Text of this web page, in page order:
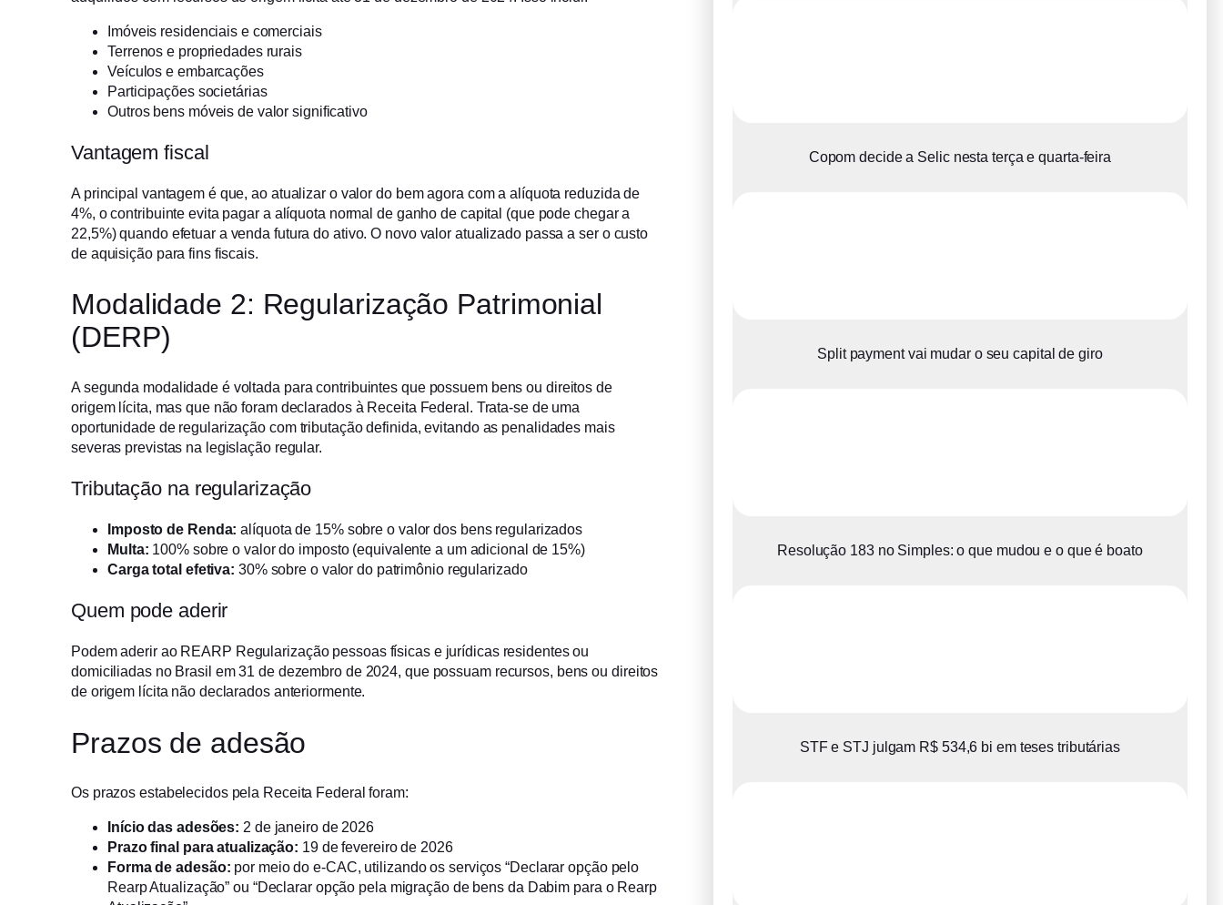
Imóveis residenciais e comerciais
Terrenos e propriedades rurais
Veículos e embarcações
Participações societárias
Outros bens móveis de valor significativo
Vantagem fiscal
A principal vantagem é que, ao atualizar o valor do bem agora com a alíquota reduzida de
4%, o contribuinte evita pagar a alíquota normal de ganho de capital (que pode chegar a
22,5%) quando efetuar a venda futura do ativo. O novo valor atualizado passa a ser o custo
de aquisição para fins fiscais.
Modalidade 2: Regularização Patrimonial
(DERP)
A segunda modalidade é voltada para contribuintes que possuem bens ou direitos de
origem lícita, mas que não foram declarados à Receita Federal. Trata-se de uma
oportunidade de regularização com tributação definida, evitando as penalidades mais
severas previstas na legislação regular.
Tributação na regularização
Imposto de Renda: alíquota de 15% sobre o valor dos bens regularizados
Multa: 100% sobre o valor do imposto (equivalente a um adicional de 15%)
Carga total efetiva: 30% sobre o valor do patrimônio regularizado
Quem pode aderir
Podem aderir ao REARP Regularização pessoas físicas e jurídicas residentes ou
domiciliadas no Brasil em 31 de dezembro de 2024, que possuam recursos, bens ou direitos
de origem lícita não declarados anteriormente.
Prazos de adesão
Os prazos estabelecidos pela Receita Federal foram:
Início das adesões: 2 de janeiro de 2026
Prazo final para atualização: 19 de fevereiro de 2026
Forma de adesão: por meio do e-CAC, utilizando os serviços “Declarar opção pelo
Rearp Atualização” ou “Declarar opção pela migração de bens da Dabim para o Rearp
Copom decide a Selic nesta terça e quarta-feira
Split payment vai mudar o seu capital de giro
Resolução 183 no Simples: o que mudou e o que é boato
STF e STJ julgam R$ 534,6 bi em teses tributárias